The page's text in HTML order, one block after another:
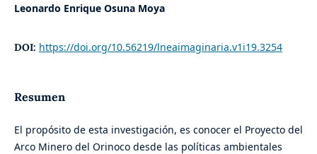
Leonardo Enrique Osuna Moya
DOI: https://doi.org/10.56219/lneaimaginaria.v1i19.3254
Resumen
El propósito de esta investigación, es conocer el Proyecto del
Arco Minero del Orinoco desde las políticas ambientales